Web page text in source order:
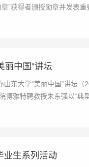
”获得者颁授勋章并发表
丽中国”讲坛
东大学“美丽中国”讲坛
博雅特聘教授朱东强以“典
业生系列活动